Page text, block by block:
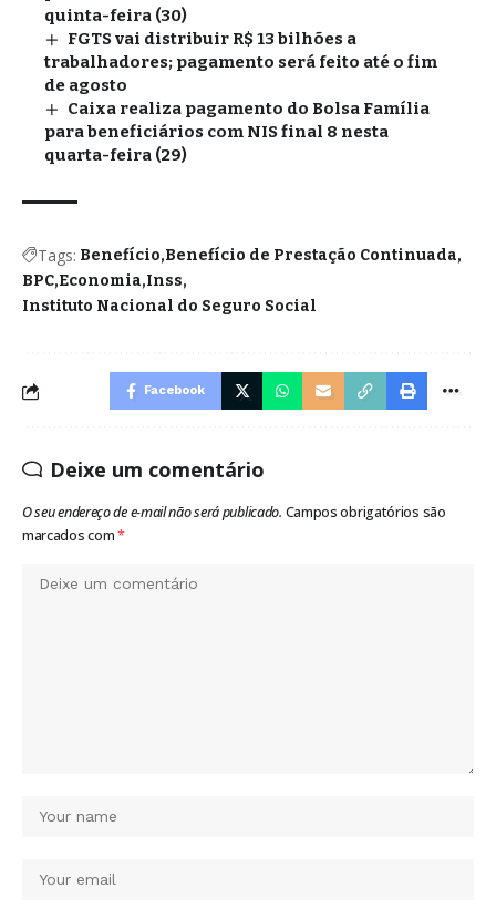
quinta-feira (30)
FGTS vai distribuir R$ 13 bilhões a
trabalhadores; pagamento será feito até o fim
de agosto
Caixa realiza pagamento do Bolsa Família
para beneficiários com NIS final 8 nesta
quarta-feira (29)
Tags: Benefício Benefício de Prestação Continuada
BPC Economia Inss
Instituto Nacional do Seguro Social
Facebook
Deixe um comentário
O seu endereço de e-mail não será publicado. Campos obrigatórios são
marcados com*